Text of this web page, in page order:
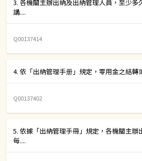
3. 各機關主辦出納及出納管理人員，至少多
講....
Q00137414
4. 依「出納管理手册」規定，零用金之結轉
Q00137402
5. 依據「出納管理手冊」規定，各機關主辦
每....